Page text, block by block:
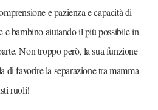
e pazienza e capacità di
e bambino aiutando il più possibile in
Non troppo però, la sua funzione
di favorire la separazione tra mamma
ruoli!